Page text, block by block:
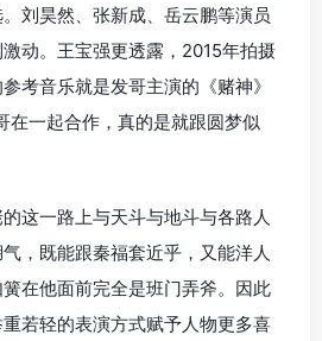
刘昊然、张新成、岳云鹏等演员
动。王宝强更透露，2015年拍摄
考音乐就是发哥主演的《赌神》
在一起合作，真的是就跟圆梦似
这一路上与天斗与地斗与各路人
，既能跟秦福套近乎，又能洋人
在他面前完全是班门弄斧。因此
若轻的表演方式赋予人物更多喜